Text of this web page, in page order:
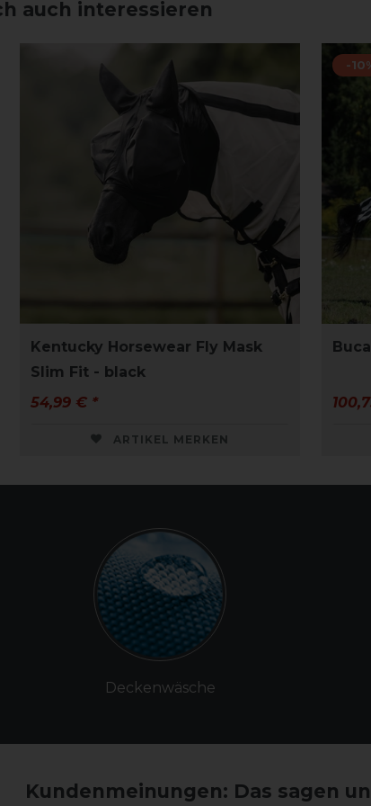
auch interessieren
Kentucky Horsewear Fly Mask
Slim Fit - black
54,99 € *
ARTIKEL MERKEN
-
Deckenwäsche
Kundenmeinungen: Das sagen